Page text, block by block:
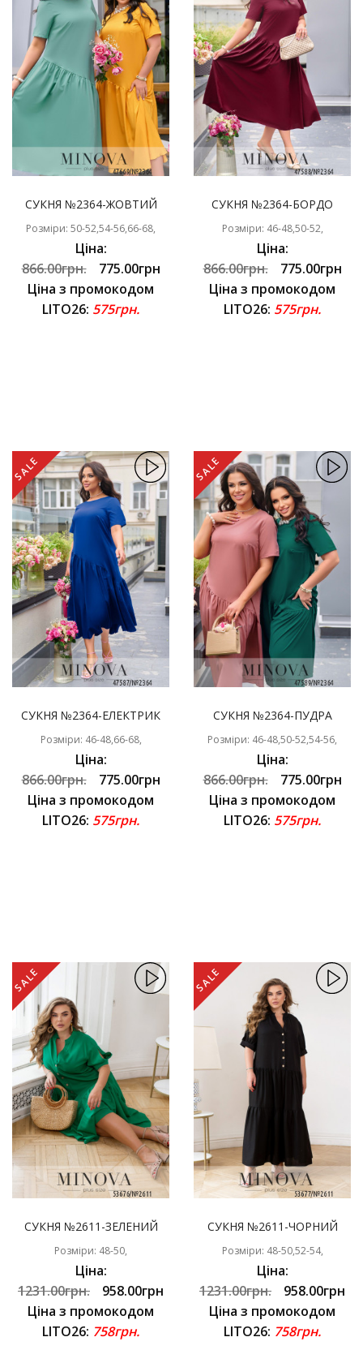
СУКНЯ №2364-ЖОВТИЙ
Розміри: 50-52,54-56,66-68,
Ціна:
866.00грн.
775.00грн
Ціна з промокодом
LITO26: 575грн.
СУКНЯ №2364-БОРДО
Розміри: 46-48,50-52,
Ціна:
866.00грн.
775.00грн
Ціна з промокодом
LITO26: 575грн.
SALE
СУКНЯ №2364-ЕЛЕКТРИК
Розміри: 46-48,66-68,
Ціна:
866.00грн.
775.00грн
Ціна з промокодом
LITO26: 575грн.
SALE
СУКНЯ №2364-ПУДРА
Розміри: 46-48,50-52,54-56,
Ціна:
866.00грн.
775.00грн
Ціна з промокодом
LITO26: 575грн.
SALE
СУКНЯ №2611-ЗЕЛЕНИЙ
Розміри: 48-50,
Ціна:
1231.00грн.
958.00грн
Ціна з промокодом
LITO26: 758грн.
SALE
СУКНЯ №2611-ЧОРНИЙ
Розміри: 48-50,52-54,
Ціна:
1231.00грн.
958.00грн
Ціна з промокодом
LITO26: 758грн.